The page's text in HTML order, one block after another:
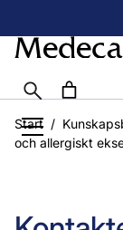
innehåll
Start /
och allergiskt